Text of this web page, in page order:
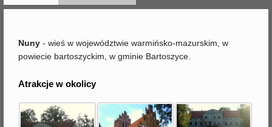
t
Nuny - wieś w województwie warmińsko-mazurskim, w
powiecie bartoszyckim, w gminie Bartoszyce.
Atrakcje w okolicy